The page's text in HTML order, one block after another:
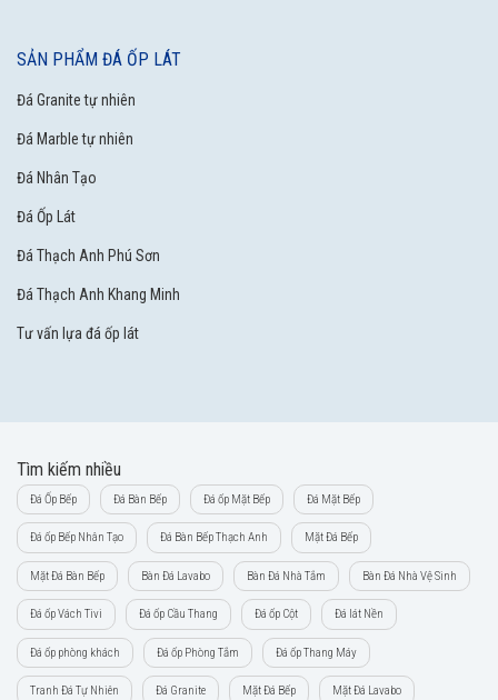
SẢN PHẨM ĐÁ ỐP LÁT
Đá Granite tự nhiên
Đá Marble tự nhiên
Đá Nhân Tạo
Đá Ốp Lát
Đá Thạch Anh Phú Sơn
Đá Thạch Anh Khang Minh
Tư vấn lựa đá ốp lát
Tìm kiếm nhiều
Đá Ốp Bếp Đá Bàn Bếp Đá ốp Mặt Bếp Đá Mặt Bếp
Đá ốp Bếp Nhân Tạo Đá Bàn Bếp Thạch Anh Mặt Đá Bếp
Mặt Đá Bàn Bếp Bàn Đá Lavabo Bàn Đá Nhà Tắm Bàn Đá Nhà Vệ Sinh
Đá ốp Vách Tivi Đá ốp Cầu Thang Đá ốp Cột Đá lát Nền
Đá ốp phòng khách Đá ốp Phòng Tắm Đá ốp Thang Máy
Tranh Đá Tự Nhiên Đá Granite Mặt Đá Bếp Mặt Đá Lavabo